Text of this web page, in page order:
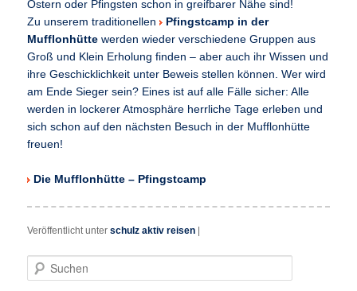
Ostern oder Pfingsten schon in greifbarer Nähe sind!
Zu unserem traditionellen
Pfingstcamp in der
Mufflonhütte werden wieder verschiedene Gruppen aus
Groß und Klein Erholung finden – aber auch ihr Wissen und
ihre Geschicklichkeit unter Beweis stellen können. Wer wird
am Ende Sieger sein? Eines ist auf alle Fälle sicher: Alle
werden in lockerer Atmosphäre herrliche Tage erleben und
sich schon auf den nächsten Besuch in der Mufflonhütte
freuen!
Die Mufflonhütte – Pfingstcamp
Veröffentlicht unter schulz aktiv reisen
u